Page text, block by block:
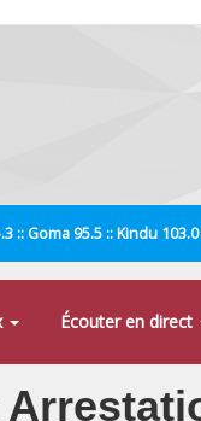
:: Goma 95.5 :: Kindu
Écouter en direct